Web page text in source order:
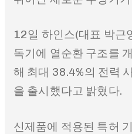
12일 하인스(대표 박근
독기에 열순환 구조를
해 최대 38.4%의 전력
을 출시했다고 밝혔다.
신제품에 적용된 특허